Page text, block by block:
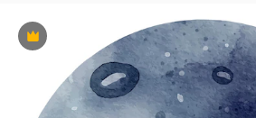
Premium